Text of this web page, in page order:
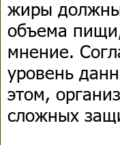
жиры должны
объема
мнение.
уровень
этом,
сложных